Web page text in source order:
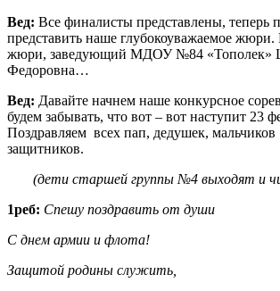
Вед: Все финалисты представлены, теперь
представить наше глубокоуважаемое жюри.
жюри, заведующий МДОУ №84 «Тополек»
Федоровна…
Вед: Давайте начнем наше конкурсное
будем забывать, что вот – вот наступит 23
Поздравляем всех пап, дедушек,
защитников.
(дети старшей группы №4 выходят и
1реб: Спешу поздравить от души
С днем армии и флота!
Защитой родины служить,